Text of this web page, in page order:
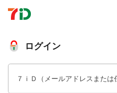
ログイン
７ｉＤ（メールアドレスまたは